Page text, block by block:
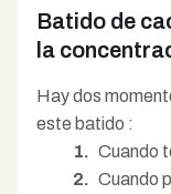
Batido de
la
Hay dos
este batido :
Cuando
Cuando